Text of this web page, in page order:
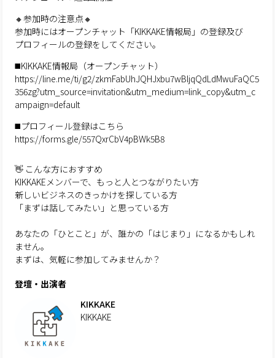
🔸参加時の注意点🔸
参加時にはオープンチャット「KIKKAKE情報局」の登録及び
プロフィールの登録をしてください。
◼️KIKKAKE情報局（オープンチャット）
https://line.me/ti/g2/zkmFabUhJQHJxbu7wBljqQdLdMwuFaQC5
356zg?utm_source=invitation&utm_medium=link_copy&utm_c
ampaign=default
◼️プロフィール登録はこちら
https://forms.gle/557QxrCbV4pBWk5B8
👋 こんな方におすすめ
KIKKAKEメンバーで、もっと人とつながりたい方
新しいビジネスのきっかけを探している方
「まずは話してみたい」と思っている方
あなたの「ひとこと」が、誰かの「はじまり」になるかもしれ
ません。
まずは、気軽に参加してみませんか？
登壇・出演者
KIKKAKE
KIKKAKE